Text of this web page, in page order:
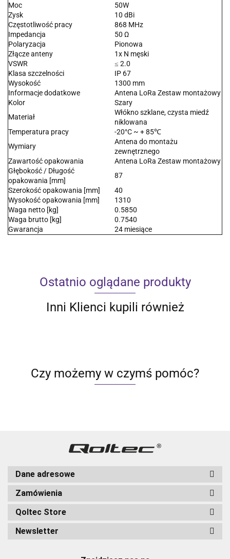
Moc
50W
Zysk
10 dBi
Częstotliwość pracy
868 MHz
Impedancja
50 Ω
Polaryzacja
Pionowa
Złącze anteny
1x N męski
VSWR
≤ 2.0
Klasa szczelności
IP 67
Wysokość
1300 mm
Informacje dodatkowe
Antena LoRa Zestaw montażowy
Kolor
Szary
Materiał
Włókno szklane, czysta miedź
niklowana
Temperatura pracy
-20°C ~ + 85℃
Wymiary
Antena do montażu
zewnętrznego
Zawartość opakowania
Antena LoRa Zestaw montażowy
Głębokość / Długość
opakowania [mm]
87
Szerokość opakowania [mm]
40
Wysokość opakowania [mm]
1310
Waga netto [kg]
0.5850
Waga brutto [kg]
0.7540
Gwarancja
24 miesiące
Ostatnio oglądane produkty
Inni Klienci kupili również
Czy możemy w czymś pomóc?
Dane adresowe
Zamówienia
Qoltec Store
Newsletter